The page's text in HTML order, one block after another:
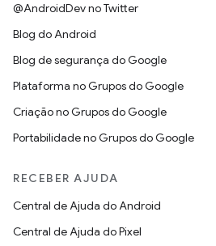
@AndroidDev no Twitter
Blog do Android
Blog de segurança do Google
Plataforma no Grupos do Google
Criação no Grupos do Google
Portabilidade no Grupos do Google
RECEBER AJUDA
Central de Ajuda do Android
Central de Ajuda do Pixel